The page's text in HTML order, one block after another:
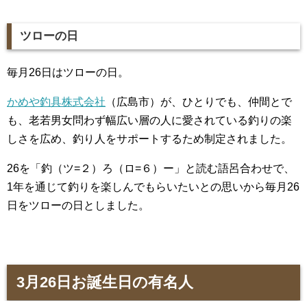
ツローの日
毎月26日はツローの日。
かめや釣具株式会社 （広島市）が、ひとりでも、仲間とで
も、老若男女問わず幅広い層の人に愛されている釣りの楽
しさを広め、釣り人をサポートするため制定されました。
26を「釣（ツ=２）ろ（ロ=６）ー」と読む語呂合わせで、
1年を通じて釣りを楽しんでもらいたいとの思いから毎月26
日をツローの日としました。
3月26日お誕生日の有名人